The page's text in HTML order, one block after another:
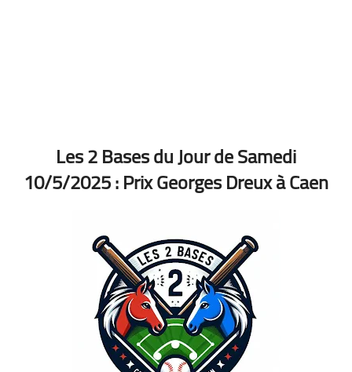
Les 2 Bases du Jour de Samedi
10/5/2025 :Prix Georges Dreux à Caen